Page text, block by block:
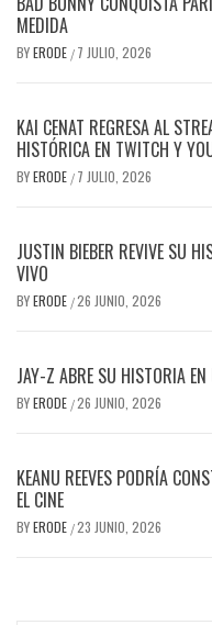
MEDIDA
BYERODE / 7 JULIO, 2026
KAI CENAT REGRESA AL
HISTÓRICA EN TWITCH Y
BYERODE / 7 JULIO, 2026
JUSTIN BIEBER REVIVE SU
VIVO
BYERODE /26 JUNIO, 2026
JAY-Z ABRE SU HISTORIA EN
BYERODE /26 JUNIO, 2026
KEANU REEVES PODRÍA
EL CINE
BYERODE /23 JUNIO, 2026